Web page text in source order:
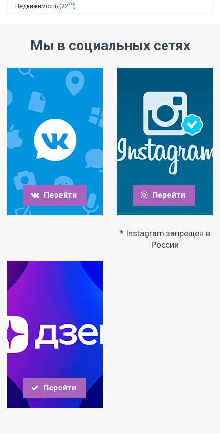
Недвижимость (22+0)
Мы в социальных сетях
Перейти Перейти
* Instagram запрещен в
России
Перейти